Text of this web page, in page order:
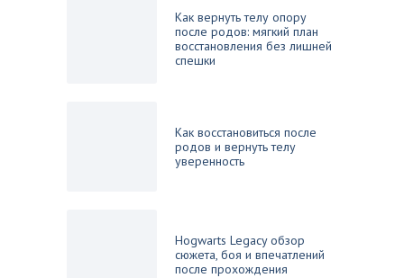
Как вернуть телу опору
после родов: мягкий план
восстановления без лишней
спешки
Как восстановиться после
родов и вернуть телу
уверенность
Hogwarts Legacy обзор
сюжета, боя и впечатлений
после прохождения